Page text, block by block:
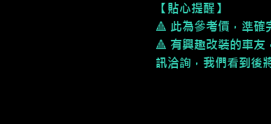
【貼心提醒】
🔺 此為參考價，準確
🔺 有興趣改裝的車
訊洽詢，我們看到後